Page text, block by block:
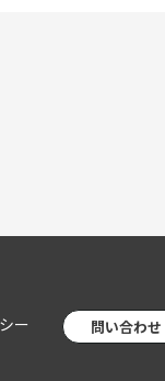
問い合わせ
ー